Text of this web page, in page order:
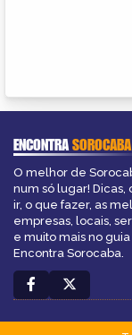
ENCONTRASOROCABA
O melhor de
num só lugar! Dicas,
ir, o que fazer, as
empresas, locais,
e muito mais no guia
Encontra Sorocaba.